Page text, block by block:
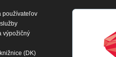
používateľov
výpožičný
(DK)